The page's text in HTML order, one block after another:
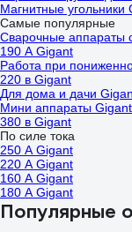
Магнитные угольники
Самые популярные
Сварочные аппараты
190 А Gigant
Работа при
220 в Gigant
Для дома и дачи
Мини аппараты Gigant
380 в Gigant
По силе тока
250 А Gigant
220 А Gigant
160 А Gigant
180 А Gigant
Популярные